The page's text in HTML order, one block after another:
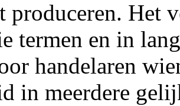
produceren. Het
termen en in
handelaren
in meerdere